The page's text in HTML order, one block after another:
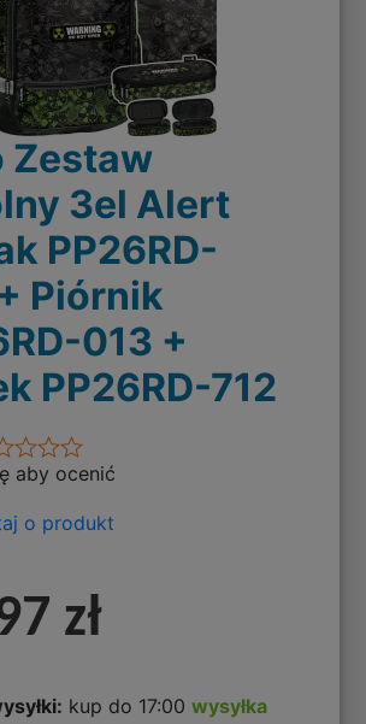
Zestaw
3el Alert
PP26RD-
Piórnik
013 +
PP26RD-712
aby ocenić
o produkt
zł
kup do 17:00wysyłka